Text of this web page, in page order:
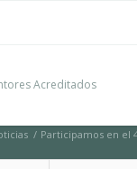
Acreditados
/ Participamos en el